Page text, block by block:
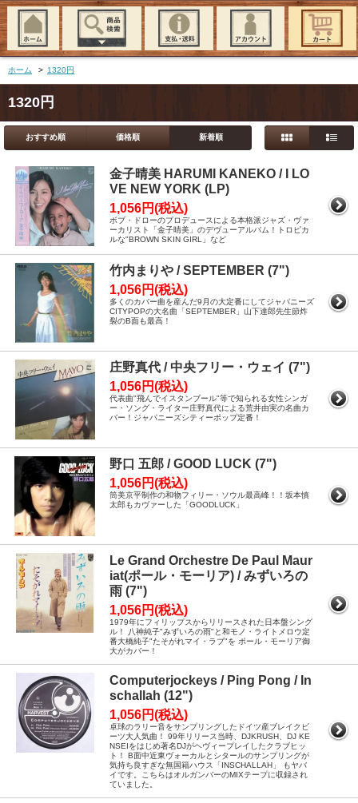
ホーム > 1320円
1320円
おすすめ順 価格順 新着順
金子晴美 HARUMI KANEKO / I LO
VE NEW YORK (LP)
1,056円(税込)
ボブ・ドローのプロデュースによる本格派ジャズ・ヴァ
ーカリスト「金子晴美」のデヴューアルバム！トロピカ
ルな"BROWN SKIN GIRL」など
竹内まりや / SEPTEMBER (7")
1,056円(税込)
多くのカバー曲を産んだ9月の大定番にしてジャパニーズ
CITYPOPの大名曲「SEPTEMBER」山下達郎先生節炸
裂のB面も最高！
庄野真代 / 中央フリー・ウェイ (7")
1,056円(税込)
代表曲"飛んでイスタンブール"等で知られる女性シンガ
ー・ソング・ライター庄野真代による荒井由実の名曲カ
バー！ジャパニーズシティーポップ定番！
野口 五郎 / GOOD LUCK (7")
1,056円(税込)
筒美京平制作の和物フィリー・ソウル最高峰！！坂本慎
太郎もカヴァーした「GOODLUCK」
Le Grand Orchestre De Paul Maur
iat(ポール・モーリア) / みずいろの
雨 (7")
1,056円(税込)
1979年にフィリップスからリリースされた日本盤シング
ル！ 八神純子"みずいろの雨"と和モノ・ライトメロウ定
番大橋純子"たそがれマイ・ラブ"を ポール・モーリア御
大がカバー！
Computerjockeys / Ping Pong / In
schallah (12")
1,056円(税込)
卓球のラリー音をサンプリングしたドイツ産ブレイクビ
ーツ大人気曲！ 99年リリース当時、DJKRUSH、DJ KE
NSEIをはじめ著名DJがヘヴィープレイしたクラブヒッ
ト！ B面中近東ヴォーカルとシタールのサンプリングが
気持ち良すぎな無国籍ハウス「INSCHALLAH」 もヤバ
イです。こちらはオルガンバーのMIXテープに収録され
ていました。